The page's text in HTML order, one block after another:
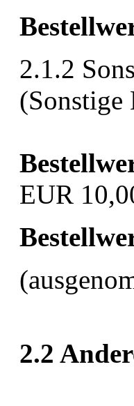
2.1.2
(Sonstige
EUR
2.2